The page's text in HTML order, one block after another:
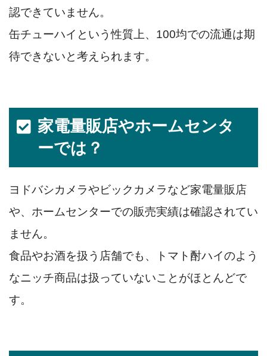
認できていません。
缶チューハイという性質上、100均での流通は期
待できないと考えられます。
家電量販店やホームセンタ
ーでは？
ヨドバシカメラやビックカメラなど家電量販店
や、ホームセンターでの販売実績は確認されてい
ません。
食品やお酒を扱う店舗でも、トマト酎ハイのよう
なニッチ商品は扱っていないことがほとんどで
す。